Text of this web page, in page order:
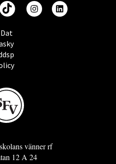
Dat
vänner rf
12 A 24